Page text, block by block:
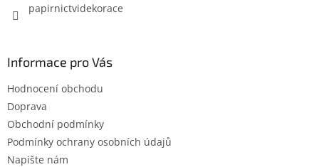
papirnictvidekorace
Informace pro Vás
Hodnocení obchodu
Doprava
Obchodní podmínky
Podmínky ochrany osobních údajů
Napište nám